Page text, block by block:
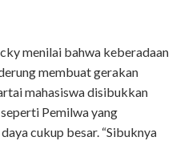
menilai bahwa keberadaan
membuat gerakan
mahasiswa disibukkan
Pemilwa yang
cukup besar. “Sibuknya